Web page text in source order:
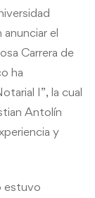
el
Carrera de
ha
I”, la cual
Antolín
y
estuvo